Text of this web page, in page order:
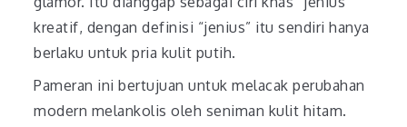
kreatif, dengan definisi “jenius” itu sendiri hanya
berlaku untuk pria kulit putih.
Pameran ini bertujuan untuk melacak perubahan
modern melankolis oleh seniman kulit hitam.